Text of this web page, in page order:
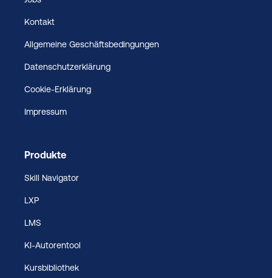
Kontakt
Allgemeine Geschäftsbedingungen
Datenschutzerklärung
Cookie-Erklärung
Impressum
Produkte
Skill Navigator
LXP
LMS
KI-Autorentool
Kursbibliothek